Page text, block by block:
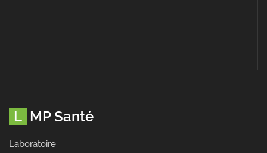
LMP Santé
Laboratoire